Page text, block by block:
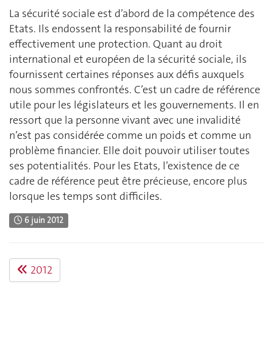
La sécurité sociale est d’abord de la compétence des
Etats. Ils endossent la responsabilité de fournir
effectivement une protection. Quant au droit
international et européen de la sécurité sociale, ils
fournissent certaines réponses aux défis auxquels
nous sommes confrontés. C’est un cadre de référence
utile pour les législateurs et les gouvernements. Il en
ressort que la personne vivant avec une invalidité
n’est pas considérée comme un poids et comme un
problème financier. Elle doit pouvoir utiliser toutes
ses potentialités. Pour les Etats, l’existence de ce
cadre de référence peut être précieuse, encore plus
lorsque les temps sont difficiles.
6 juin 2012
2012